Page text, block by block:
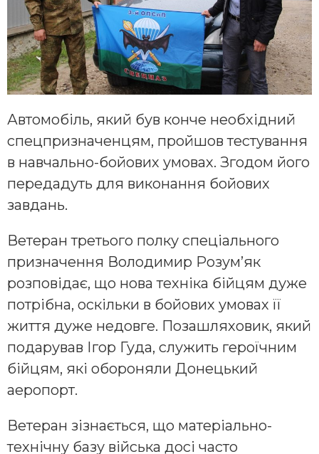
Автомобіль, який був конче необхідний
спецпризначенцям, пройшов тестування
в навчально-бойових умовах. Згодом його
передадуть для виконання бойових
завдань.
Ветеран третього полку спеціального
призначення Володимир Розум’як
розповідає, що нова техніка бійцям дуже
потрібна, оскільки в бойових умовах її
життя дуже недовге. Позашляховик, який
подарував Ігор Гуда, служить героїчним
бійцям, які обороняли Донецький
аеропорт.
Ветеран зізнається, що матеріально-
технічну базу війська досі часто